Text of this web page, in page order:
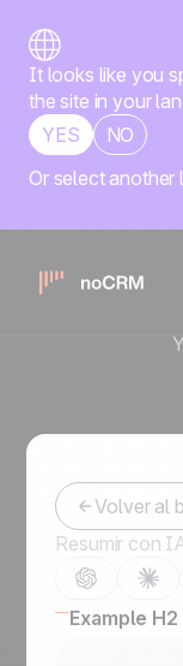
It looks like you
the site in your
YES
NO
Or select another
Volver al
Resumir con
Example H2